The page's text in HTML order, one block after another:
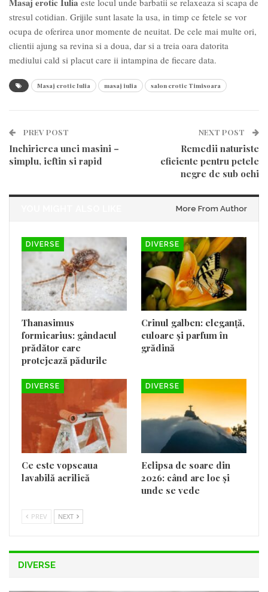
este locul unde barbatii se relaxeaza si scapa de
stresul cotidian. Grijile sunt lasate la usa, in timp ce fetele se vor
ocupa de oferirea unor momente de neuitat. De cele mai multe ori,
clientii ajung sa revina si a doua, dar si a treia oara datorita
mediului cald si placut care ii intampina de fiecare data.
Masaj erotic Iulia masaj iulia salon erotic Timisoara
PREV POST
Inchirierea unei masini –
simplu, ieftin si rapid
NEXT POST
Remedii naturiste
eficiente pentru petele
negre de sub ochi
More From Author
DIVERSE
Thanasimus
formicarius: gândacul
prădător care
protejează pădurile
DIVERSE
Crinul galben: eleganță,
culoare și parfum în
grădină
DIVERSE
Ce este vopseaua
lavabilă acrilică
DIVERSE
Eclipsa de soare din
2026: când are loc și
unde se vede
PREV NEXT
DIVERSE